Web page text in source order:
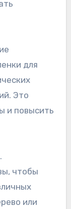
для
Это
и повысить
чтобы
или